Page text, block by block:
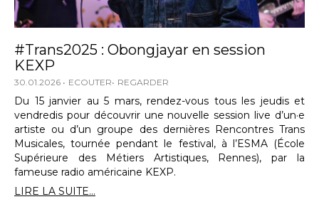
#Trans2025 : Obongjayar en session
KEXP
30.01.2026 ECOUTER REGARDER
Du 15 janvier au 5 mars, rendez-vous tous les jeudis et
vendredis pour découvrir une nouvelle session live d’un·e
artiste ou d’un groupe des dernières Rencontres Trans
Musicales, tournée pendant le festival, à l’ESMA (École
Supérieure des Métiers Artistiques, Rennes), par la
fameuse radio américaine KEXP.
LIRE LA SUITE...